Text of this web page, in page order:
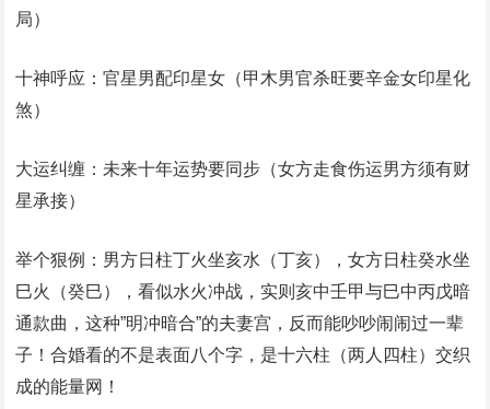
局）
十神呼应：官星男配印星女（甲木男官杀旺要辛金女印星化
煞）
大运纠缠：未来十年运势要同步（女方走食伤运男方须有财
星承接）
举个狠例：男方日柱丁火坐亥水（丁亥），女方日柱癸水坐
巳火（癸巳），看似水火冲战，实则亥中壬甲与巳中丙戊暗
通款曲，这种”明冲暗合”的夫妻宫，反而能吵吵闹闹过一辈
子！合婚看的不是表面八个字，是十六柱（两人四柱）交织
成的能量网！